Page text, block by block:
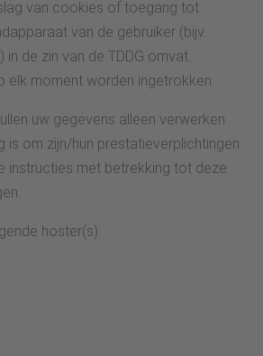
van cookies of toegang tot
van de gebruiker (bijv.
de zin van de TDDG omvat.
elk moment worden ingetrokken.
uw gegevens alleen verwerken
om zijn/hun prestatieverplichtingen
instructies met betrekking tot deze
hoster(s):